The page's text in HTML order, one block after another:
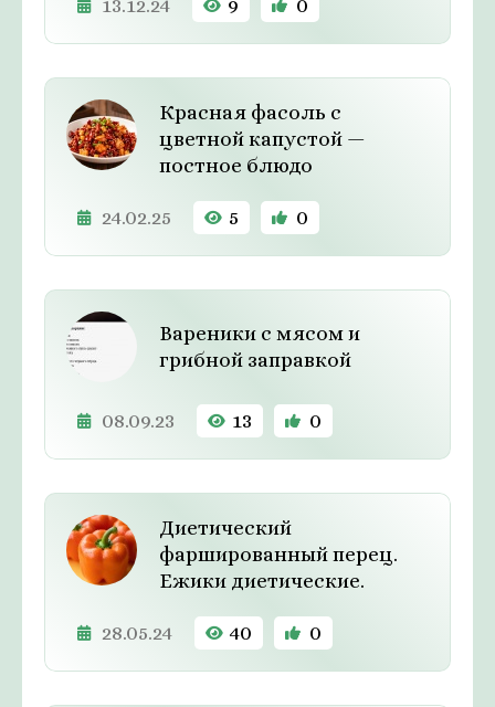
13.12.24 9 0
Красная фасоль с
цветной капустой —
постное блюдо
24.02.25 5 0
Вареники с мясом и
грибной заправкой
08.09.23 13 0
Диетический
фаршированный перец.
Ежики диетические.
28.05.24 40 0